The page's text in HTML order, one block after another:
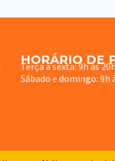
HORÁRIO DE
Terça à sexta: 9h às 20h
Sábado e domingo: 9h